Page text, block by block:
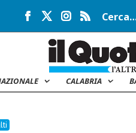
CALABRIA